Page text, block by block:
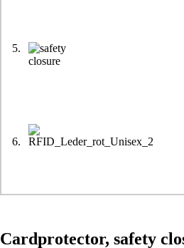
Cardprotector, safety